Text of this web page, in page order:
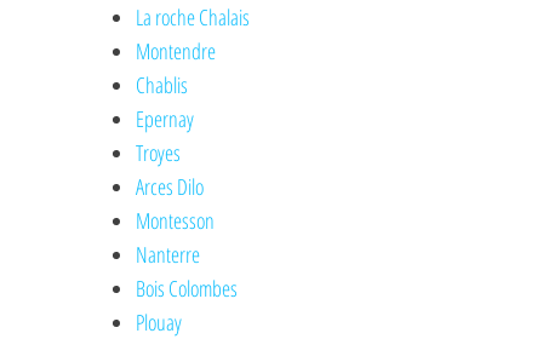
La roche Chalais
Montendre
Chablis
Epernay
Troyes
Arces Dilo
Montesson
Nanterre
Bois Colombes
Plouay